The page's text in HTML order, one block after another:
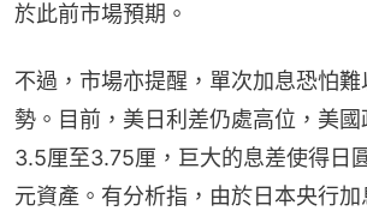
於此前市場預期。
不過，市場亦提醒，單次加息恐怕
勢。目前，美日利差仍處高位，美
3.5厘至3.75厘，巨大的息差使得日
元資產。有分析指，由於日本央行